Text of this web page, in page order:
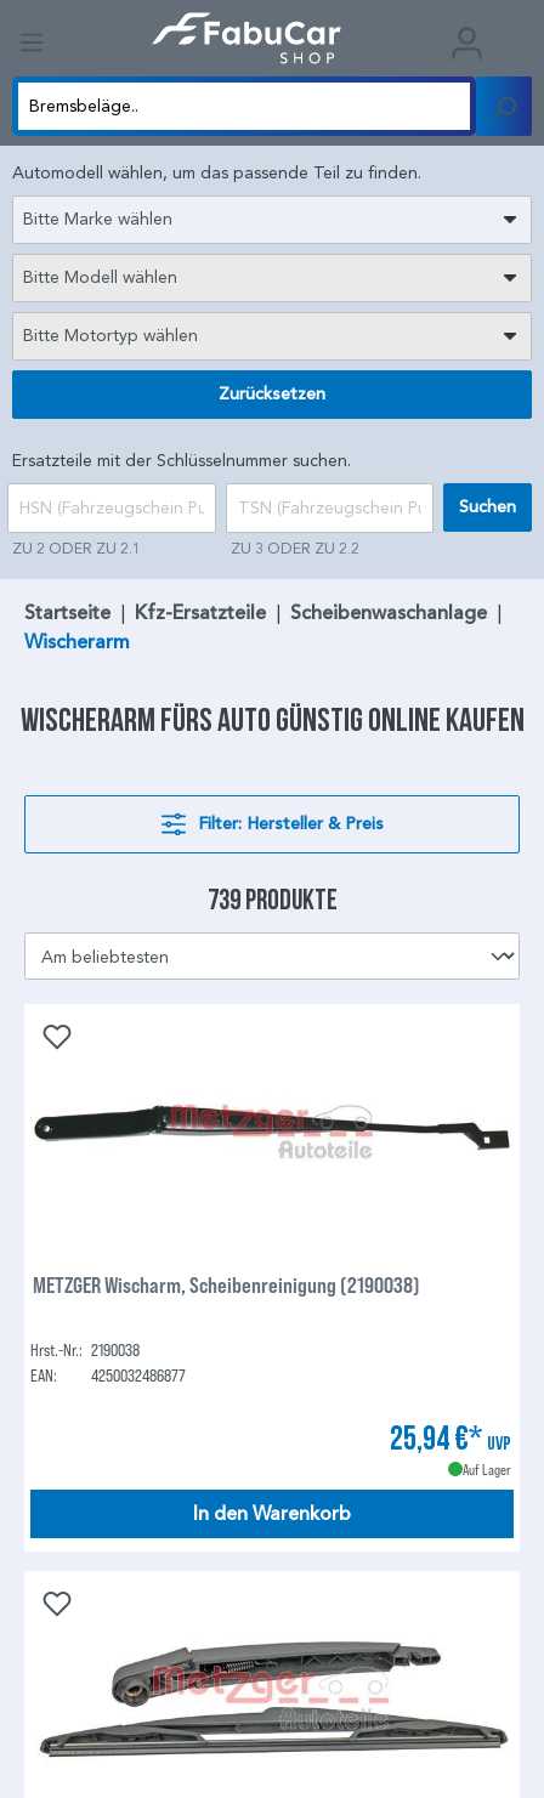
Automodell wählen, um das passende Teil zu finden.
Bitte Marke wählen
Bitte Modell wählen
Bitte Motortyp wählen
Zurücksetzen
Ersatzteile mit der Schlüsselnummer suchen.
ZU 2 ODER ZU 2.1 ZU 3 ODER ZU 2.2
Suchen
Startseite | Kfz-Ersatzteile | Scheibenwaschanlage |
Wischerarm
Wischerarm fürs Auto günstig online kaufen
Filter: Hersteller & Preis
739 Produkte
METZGER Wischarm, Scheibenreinigung (2190038)
Hrst.-Nr.: 2190038
EAN:
4250032486877
25,94 €* UVP
Auf Lager
In den Warenkorb